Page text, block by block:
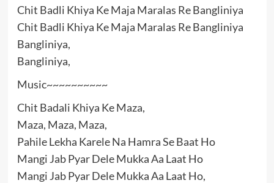
Chit Badli Khiya Ke Maja Maralas Re Bangliniya
Chit Badli Khiya Ke Maja Maralas Re Bangliniya
Bangliniya,
Bangliniya,
Music~~~~~~~~~~
Chit Badali Khiya Ke Maza,
Maza, Maza, Maza,
Pahile Lekha Karele Na Hamra Se Baat Ho
Mangi Jab Pyar Dele Mukka Aa Laat Ho
Mangi Jab Pyar Dele Mukka Aa Laat Ho,